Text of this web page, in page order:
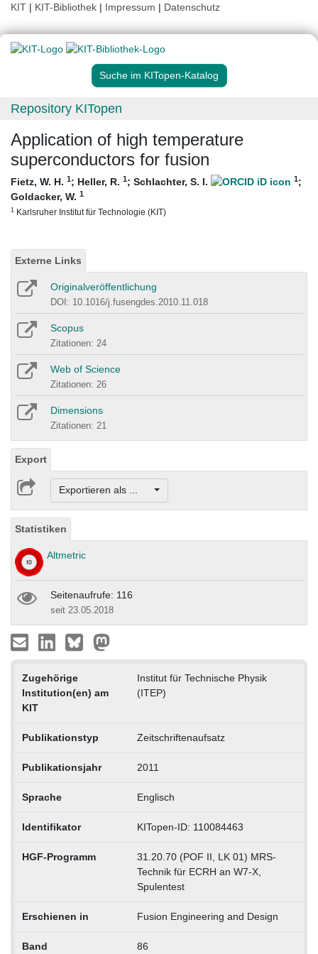
KIT | KIT-Bibliothek | Impressum | Datenschutz
Suche im KITopen-Katalog
Repository KITopen
Application of high temperature
superconductors for fusion
Fietz, W. H. 1; Heller, R. 1; Schlachter, S. I. 1;
Goldacker, W. 1
1 Karlsruher Institut für Technologie (KIT)
Externe Links
Originalveröffentlichung
DOI: 10.1016/j.fusengdes.2010.11.018
Scopus
Zitationen: 24
Web of Science
Zitationen: 26
Dimensions
Zitationen: 21
Export
Exportieren als ...
Statistiken
Altmetric
Seitenaufrufe: 116
seit 23.05.2018
Zugehörige
Institution(en) am
KIT
Institut für Technische Physik
(ITEP)
Publikationstyp Zeitschriftenaufsatz
Publikationsjahr 2011
Sprache Englisch
Identifikator KITopen-ID: 110084463
HGF-Programm
31.20.70 (POF II, LK 01) MRS-
Technik für ECRH an W7-X,
Spulentest
Erschienen in Fusion Engineering and Design
Band 86